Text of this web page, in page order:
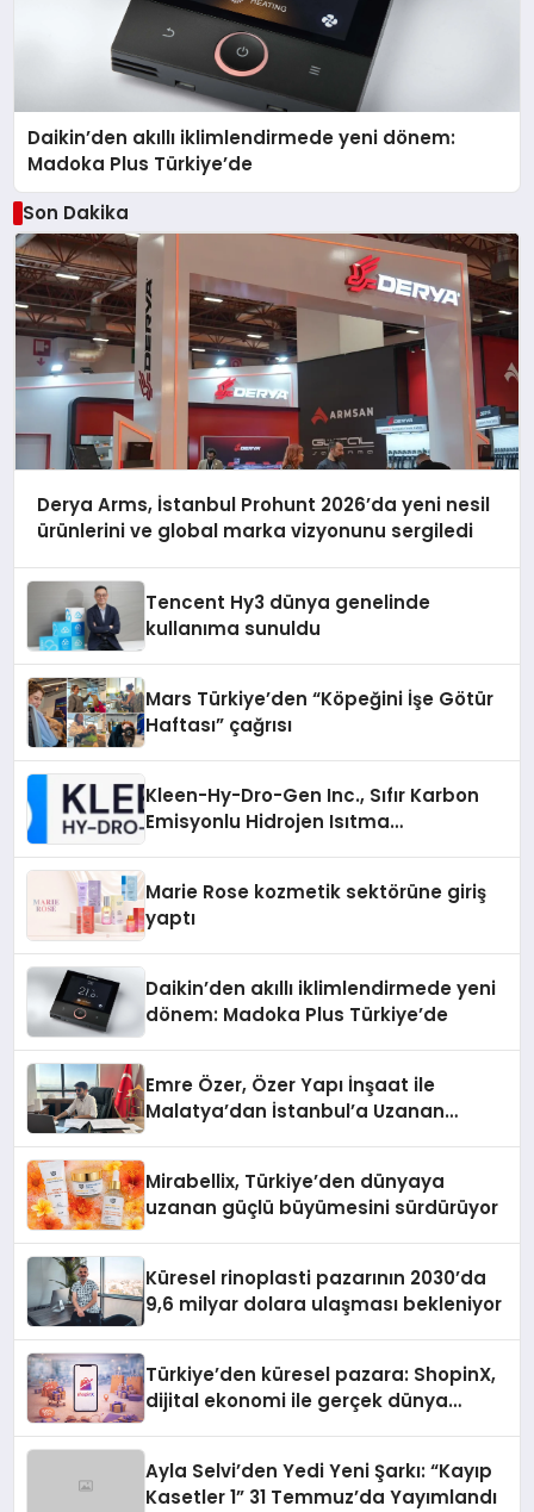
Daikin’den akıllı iklimlendirmede yeni dönem:
Madoka Plus Türkiye’de
Son Dakika
Derya Arms, İstanbul Prohunt 2026’da yeni nesil
ürünlerini ve global marka vizyonunu sergiledi
Tencent Hy3 dünya genelinde
kullanıma sunuldu
Mars Türkiye’den “Köpeğini İşe Götür
Haftası” çağrısı
Kleen-Hy-Dro-Gen Inc., Sıfır Karbon
Emisyonlu Hidrojen Isıtma
Marie Rose kozmetik sektörüne giriş
yaptı
Daikin’den akıllı iklimlendirmede yeni
dönem: Madoka Plus Türkiye’de
Emre Özer, Özer Yapı İnşaat ile
Malatya’dan İstanbul’a Uzanan
Mirabellix, Türkiye’den dünyaya
uzanan güçlü büyümesini sürdürüyor
Küresel rinoplasti pazarının 2030’da
9,6 milyar dolara ulaşması bekleniyor
Türkiye’den küresel pazara: ShopinX,
dijital ekonomi ile gerçek dünya
Ayla Selvi’den Yedi Yeni Şarkı: “Kayıp
Kasetler 1” 31 Temmuz’da Yayımlandı